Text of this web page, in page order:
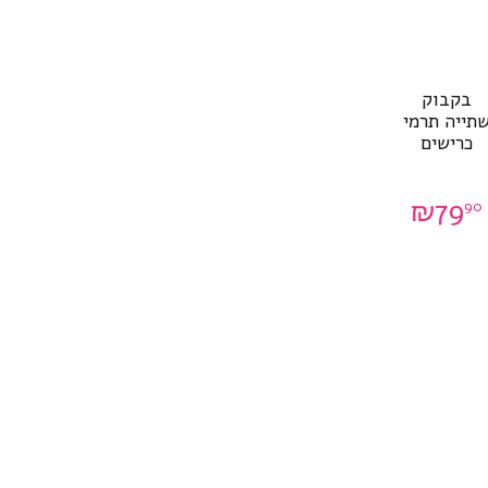
בקבוק
תרמי
כרישים
₪7990